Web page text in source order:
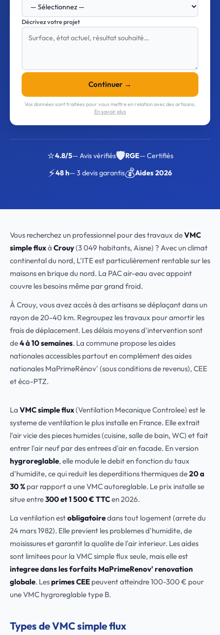
Décrivez votre projet
Continuer →
Vos données sont traitées pour vous mettre en relation avec des artisans.
En savoir plus
⭐4.8/5— Avis vérifiés🛡️RGE— Certifiés
⚡48 h— 3 devis garantis💰Aides 2026
Vous recherchez un professionnel pour des travaux deVMC
simple fluxà Crouy(3 049 habitants, Aisne) ? Avec un climat
continental du nord, L'ITE est particulièrement rentable sur les
maisons en brique du nord. La PAC air-eau avec appoint
couvre les besoins même par grand froid.
À Crouy, vous avez accès à des artisans se déplaçant dans un
rayon de 20-40 km. Regroupez les travaux pour amortir les
frais de déplacement. Les délais moyens d'intervention sont
de4 à 10 semaines. La commune propose les aides
nationales accessibles partout en complément des aides
nationales MaPrimeRénov' (sous conditions de revenus), CEE
et éco-PTZ.
La VMC simple flux(Ventilation Mecanique Controlee) est le
systeme de ventilation le plus installe en France. Elle extrait
l'air vicie des pieces humides (cuisine, salle de bain, WC) et fait
entrer l'air neuf par des entrees d'air en facade. En version
hygroreglable, elle module le debit en fonction du taux
d'humidite, ce qui reduit les deperditions thermiques de20 a
30 % par rapport a une VMC autoreglable. Le prix installe se
situe entre300 et 1 500 € TTCen 2026.
La ventilation estobligatoiredans tout logement (arrete du
24 mars 1982). Elle previent les problemes d'humidite, de
moisissures et garantit la qualite de l'air interieur. Les aides
sont limitees pour la VMC simple flux seule, mais elle est
integree dans les forfaits MaPrimeRenov' renovation
globale. Lesprimes CEE peuvent atteindre 100-300 € pour
une VMC hygroreglable type B.
Types de VMC simple flux